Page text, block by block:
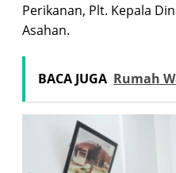
Perikanan, Plt. Kepala
Asahan.
BACA JUGA Rumah